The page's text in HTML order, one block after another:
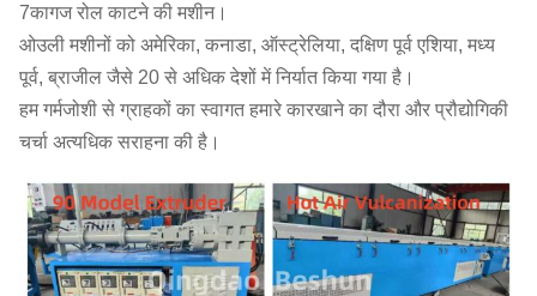
7कागज रोल काटने की मशीन।
ओउली मशीनों को अमेरिका, कनाडा, ऑस्ट्रेलिया, दक्षिण पूर्व एशिया, मध्य
पूर्व, ब्राजील जैसे 20 से अधिक देशों में निर्यात किया गया है।
हम गर्मजोशी से ग्राहकों का स्वागत हमारे कारखाने का दौरा और प्रौद्योगिकी
चर्चा अत्यधिक सराहना की है।